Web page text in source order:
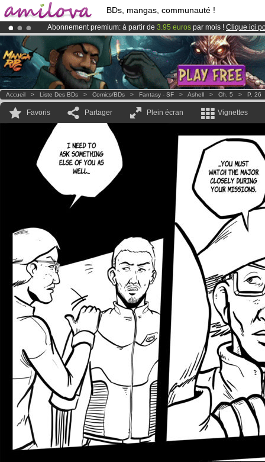
BDs, mangas, communauté !
Abonnement premium: à partir de 3.95 euros par mois ! Clique ici
Déjà 134393membreset 1208BDs & Mangas!
LeKickstarter Amilova est désormais lancé
Accueil > Liste Des BDs > Comics/BDs > Fantasy - SF > Ashell > Ch. 5 > P. 26
Favoris Partager Plein écran Vignettes